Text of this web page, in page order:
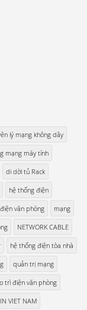
lý mạng không dây
mạng máy tính
di dời tủ Rack
hệ thống điện
văn phòng mạng
NETWORK CABLE
hệ thống điện tòa nhà
quản trị mạng
trì điện văn phòng
VIET NAM